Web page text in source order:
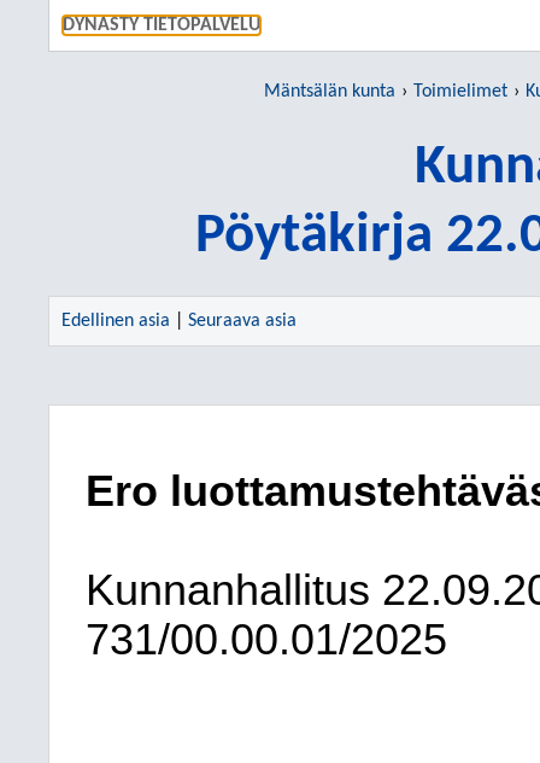
DYNASTY TIETOPALVELU
Mäntsälän kunta Toimielimet
Pöytäkirja
Edellinen asia Seuraava asia
Ero
Kunnanhallitus
731/00.00.01/2025